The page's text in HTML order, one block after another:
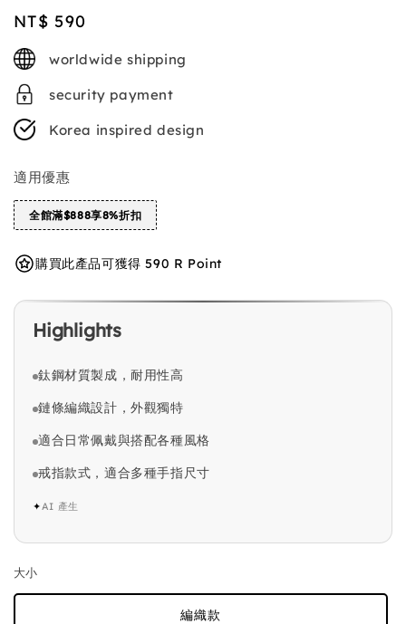
Regular
price
NT$ 590
worldwide shipping
security payment
Korea inspired design
適用優惠
全館滿$888享8%折扣
購買此產品可獲得 590 R Point
Highlights
鈦鋼材質製成，耐用性高
鏈條編織設計，外觀獨特
適合日常佩戴與搭配各種風格
戒指款式，適合多種手指尺寸
✦AI 產生
大小
編織款